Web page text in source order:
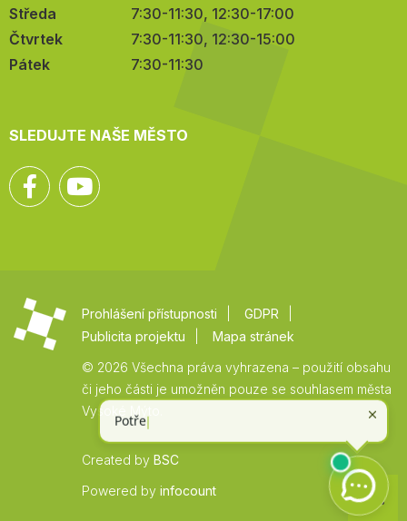
Středa
7:30-11:30, 12:30-17:00
Čtvrtek
7:30-11:30, 12:30-15:00
Pátek
7:30-11:30
SLEDUJTE NAŠE MĚSTO
Facebook
Prohlášení přístupnosti
GDPR
Publicita projektu
Mapa stránek
© 2026 Všechna práva vyhrazena – použití obsahu
či jeho části je umožněn pouze se souhlasem města
Vysoké Mýto.
Created by BSC
Powered by infocount
Zpět
na